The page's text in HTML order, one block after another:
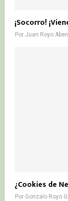
¡Socorro!
Por Juan Royo
¿Cookies de
Por Gonzalo Royo